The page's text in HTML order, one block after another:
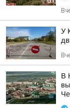
У
В